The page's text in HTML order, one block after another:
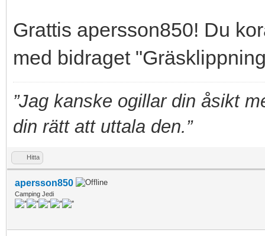
Grattis apersson850! Du
med bidraget
”Jag kanske ogillar din åsikt
din rätt att uttala den.”
Hitta
apersson850
Camping Jedi